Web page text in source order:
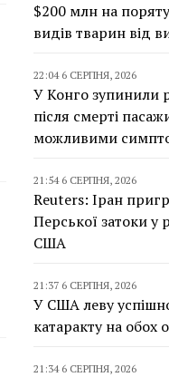
$200 млн на
видів тварин від
22:04 6 СЕРПНЯ, 2026
У Конго зупинили
після смерті
можливими
21:54 6 СЕРПНЯ, 2026
Reuters: Іран
Перської затоки у
США
21:37 6 СЕРПНЯ, 2026
У США леву
катаракту на обох
21:34 6 СЕРПНЯ, 2026